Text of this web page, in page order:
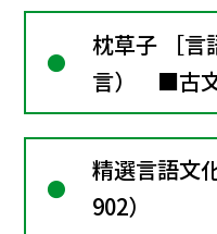
枕草子 ［
言） ■古文
車 ■古文の
物語』に触
のしるべ４
精選言語文
902）